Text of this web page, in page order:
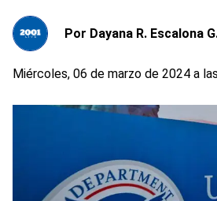
Por Dayana R. Escalona
Miércoles, 06 de marzo de 2024 a